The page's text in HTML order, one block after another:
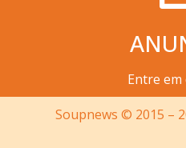
Entre
Soupnews © 2015 –